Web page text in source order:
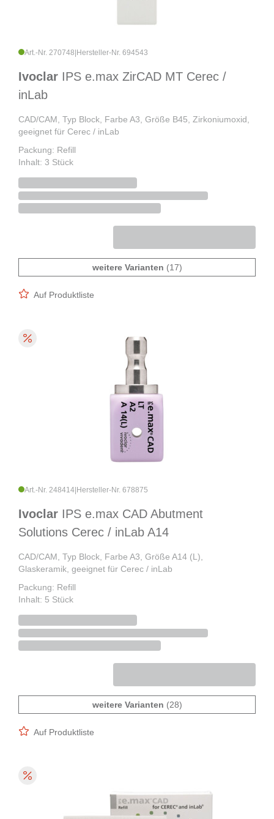
Art.-Nr. 270748 Hersteller-Nr. 694543
Ivoclar IPS e.max ZirCAD MT Cerec /
inLab
CAD/CAM, Typ Block, Farbe A3, Größe B45, Zirkoniumoxid,
geeignet für Cerec / inLab
Packung: Refill
Inhalt: 3 Stück
weitere Varianten (17)
Auf Produktliste
Art.-Nr. 248414 Hersteller-Nr. 678875
Ivoclar IPS e.max CAD Abutment
Solutions Cerec / inLab A14
CAD/CAM, Typ Block, Farbe A3, Größe A14 (L),
Glaskeramik, geeignet für Cerec / inLab
Packung: Refill
Inhalt: 5 Stück
weitere Varianten (28)
Auf Produktliste